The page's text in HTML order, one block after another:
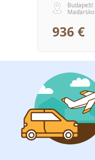
Budapešť
Maďarsko
936 €